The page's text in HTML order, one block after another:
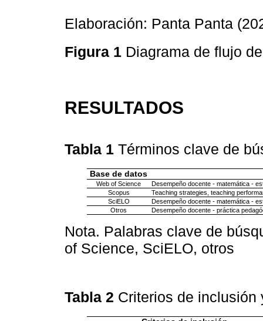
Elaboración: Panta Panta
Figura 1 Diagrama de flujo
RESULTADOS
Tabla 1 Términos clave de
Base de datos
Web of Science
Desempeño docente - matemática -
Scopus
Teaching strategies, teaching
SciELO
Desempeño docente - matemática -
Otros
Desempeño docente - práctica
Nota. Palabras clave de
of Science, SciELO, otros
Tabla 2 Criterios de